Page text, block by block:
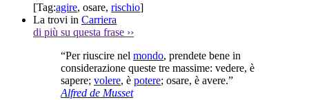
[Tag:agire, osare, rischio]
La trovi in Carriera
di più su questa frase ››
“Per riuscire nel mondo, prendete bene in
considerazione queste tre massime: vedere, è
sapere; volere, è potere; osare, è avere.”
Alfred de Musset